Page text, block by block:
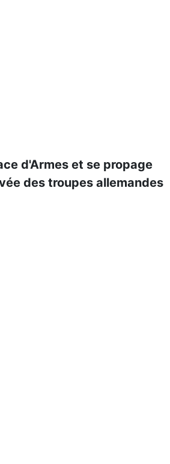
d'Armes et se propage
des troupes allemandes